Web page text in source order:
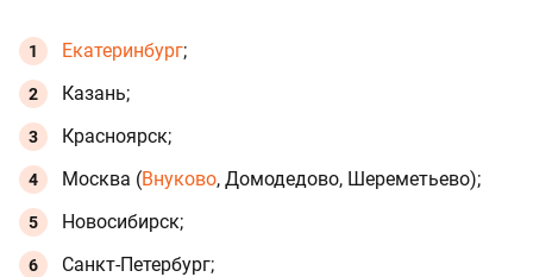
Екатеринбург;
Казань;
Красноярск;
Москва (Внуково, Домодедово, Шереметьево);
Новосибирск;
Санкт-Петербург;